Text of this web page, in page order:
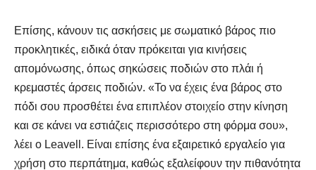
Επίσης, κάνουν τις ασκήσεις με σωματικό βάρος πιο
προκλητικές, ειδικά όταν πρόκειται για κινήσεις
απομόνωσης, όπως σηκώσεις ποδιών στο πλάι ή
κρεμαστές άρσεις ποδιών. «Το να έχεις ένα βάρος στο
πόδι σου προσθέτει ένα επιπλέον στοιχείο στην κίνηση
και σε κάνει να εστιάζεις περισσότερο στη φόρμα σου»,
λέει ο Leavell. Είναι επίσης ένα εξαιρετικό εργαλείο για
χρήση στο περπάτημα, καθώς εξαλείφουν την πιθανότητα